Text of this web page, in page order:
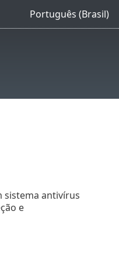
Português (Brasil)
sistema antivírus
e